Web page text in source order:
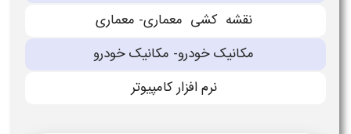
نقشه كشی معمارى- معمارى
مكانیک خودرو- مكانیک خودرو
نرم افزار كامپیوتر